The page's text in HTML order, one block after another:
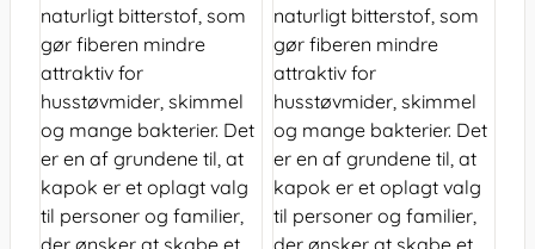
naturligt bitterstof, som
gør fiberen mindre
attraktiv for
husstøvmider, skimmel
og mange bakterier. Det
er en af grundene til, at
kapok er et oplagt valg
til personer og familier,
der ønsker at skabe et
naturligt bitterstof, som
gør fiberen mindre
attraktiv for
husstøvmider, skimmel
og mange bakterier. Det
er en af grundene til, at
kapok er et oplagt valg
til personer og familier,
der ønsker at skabe et